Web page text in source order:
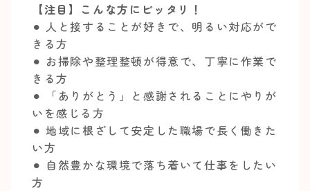
【注目】こんな方にピッタリ！
⚫︎ 人と接することが好きで、明るい対応がで
きる方
⚫︎ お掃除や整理整頓が得意で、丁寧に作業で
きる方
⚫︎ 「ありがとう」と感謝されることにやりが
いを感じる方
⚫︎ 地域に根ざして安定した職場で長く働きた
い方
⚫︎ 自然豊かな環境で落ち着いて仕事をしたい
方